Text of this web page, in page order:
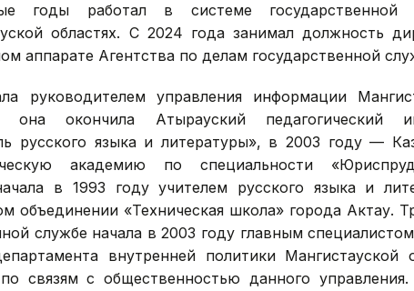
годы работал в системе государственной
областях. С 2024 года занимал должность
аппарате Агентства по делам государственной
руководителем управления информации
окончила Атырауский педагогический
русского языка и литературы», в 2003 году —
академию по специальности
в 1993 году учителем русского языка и
объединении «Техническая школа» города Актау.
службе начала в 2003 году главным
внутренней политики Мангистауской
связям с общественностью данного